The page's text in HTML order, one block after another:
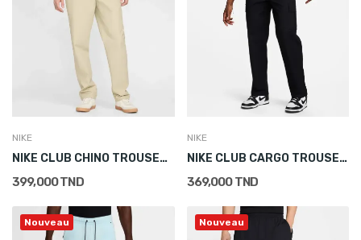
NIKE
NIKE CLUB CHINO TROUSERS
399,000 TND
NIKE
NIKE CLUB CARGO TROUSERS
369,000 TND
Nouveau Nouveau